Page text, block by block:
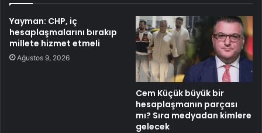
Yayman: CHP, iç
hesaplaşmalarını bırakıp
millete hizmet etmeli
Ağustos 9, 2026
Cem Küçük büyük bir
hesaplaşmanın parçası
mı? Sıra medyadan kimlere
gelecek